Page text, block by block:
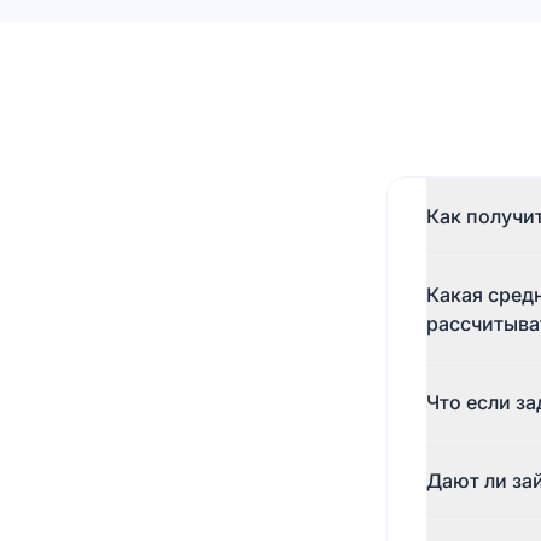
Как
срок. После
весь
Какая
150 000 ₸
Что если
в офис.
Дают ли